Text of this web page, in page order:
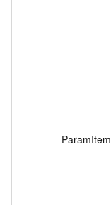
ParamItem